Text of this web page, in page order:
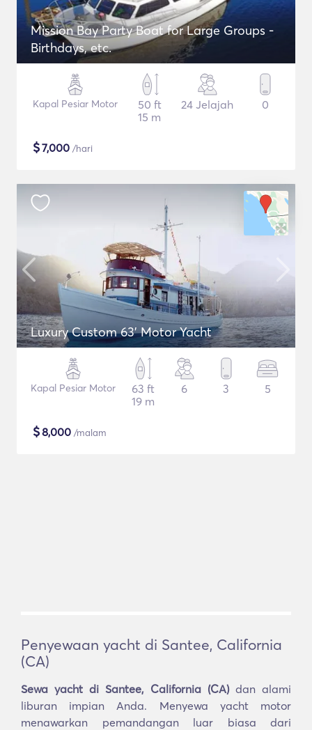
Mission Bay Party Boat for Large Groups -
Birthdays, etc.
Kapal Pesiar Motor
50 ft
15 m
24 Jelajah 0
$7,000 /hari
Luxury Custom 63' Motor Yacht
Kapal Pesiar Motor
63 ft
19 m
6 3 5
$8,000 /malam
Penyewaan yacht di Santee, California
(CA)
Sewa yacht di Santee, California (CA)dan alami
liburan impian Anda. Menyewa yacht motor
menawarkan pemandangan luar biasa dari